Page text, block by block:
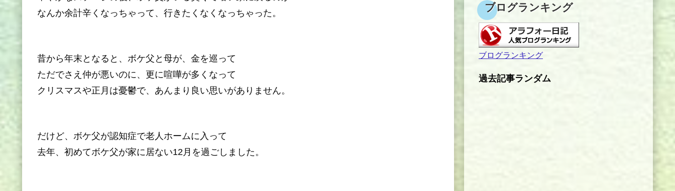
なんか余計辛くなっちゃって、行きたくなくなっちゃった。
昔から年末となると、ボケ父と母が、金を巡って
ただでさえ仲が悪いのに、更に喧嘩が多くなって
クリスマスや正月は憂鬱で、あんまり良い思いがありません。
だけど、ボケ父が認知症で老人ホームに入って
去年、初めてボケ父が家に居ない12月を過ごしました。
ブログランキング
ブログランキング
過去記事ランダム